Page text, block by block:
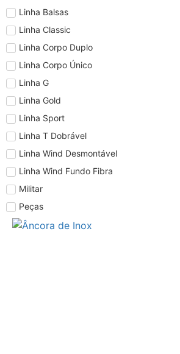
Linha Balsas
Linha Classic
Linha Corpo Duplo
Linha Corpo Único
Linha G
Linha Gold
Linha Sport
Linha T Dobrável
Linha Wind Desmontável
Linha Wind Fundo Fibra
Militar
Peças